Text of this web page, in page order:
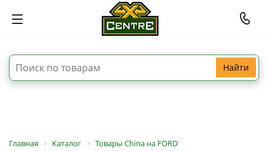
Найти
Главная Каталог
Товары China на FORD